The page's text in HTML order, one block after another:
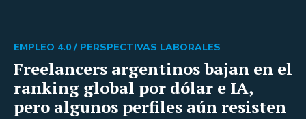
Freelancers argentinos bajan en el
ranking global por dólar e IA,
pero algunos perfiles aún resisten
EMPLEO 4.0 / PERSPECTIVAS LABORALES